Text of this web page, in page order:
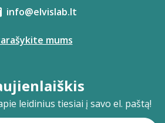
info@elvislab.lt
mums
leidinius tiesiai į savo el. paštą!